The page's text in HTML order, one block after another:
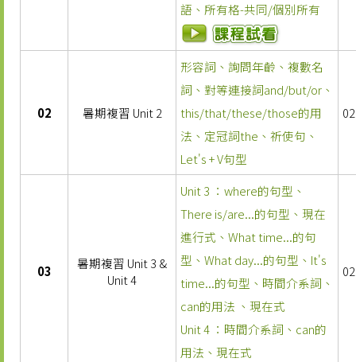
語、所有格-共同/個別所有
02 暑期複習 Unit 2
形容詞、詢問年齡、複數名
詞、對等連接詞and/but/or、
this/that/these/those的用
法、定冠詞the、祈使句、
Let's + V句型
03
暑期複習 Unit 3 &
Unit 4
Unit 3 ：where的句型、
There is/are...的句型、現在
進行式、What time...的句
型、What day...的句型、It's
time...的句型、時間介系詞、
can的用法 、現在式
Unit 4 ：時間介系詞、can的
用法、現在式